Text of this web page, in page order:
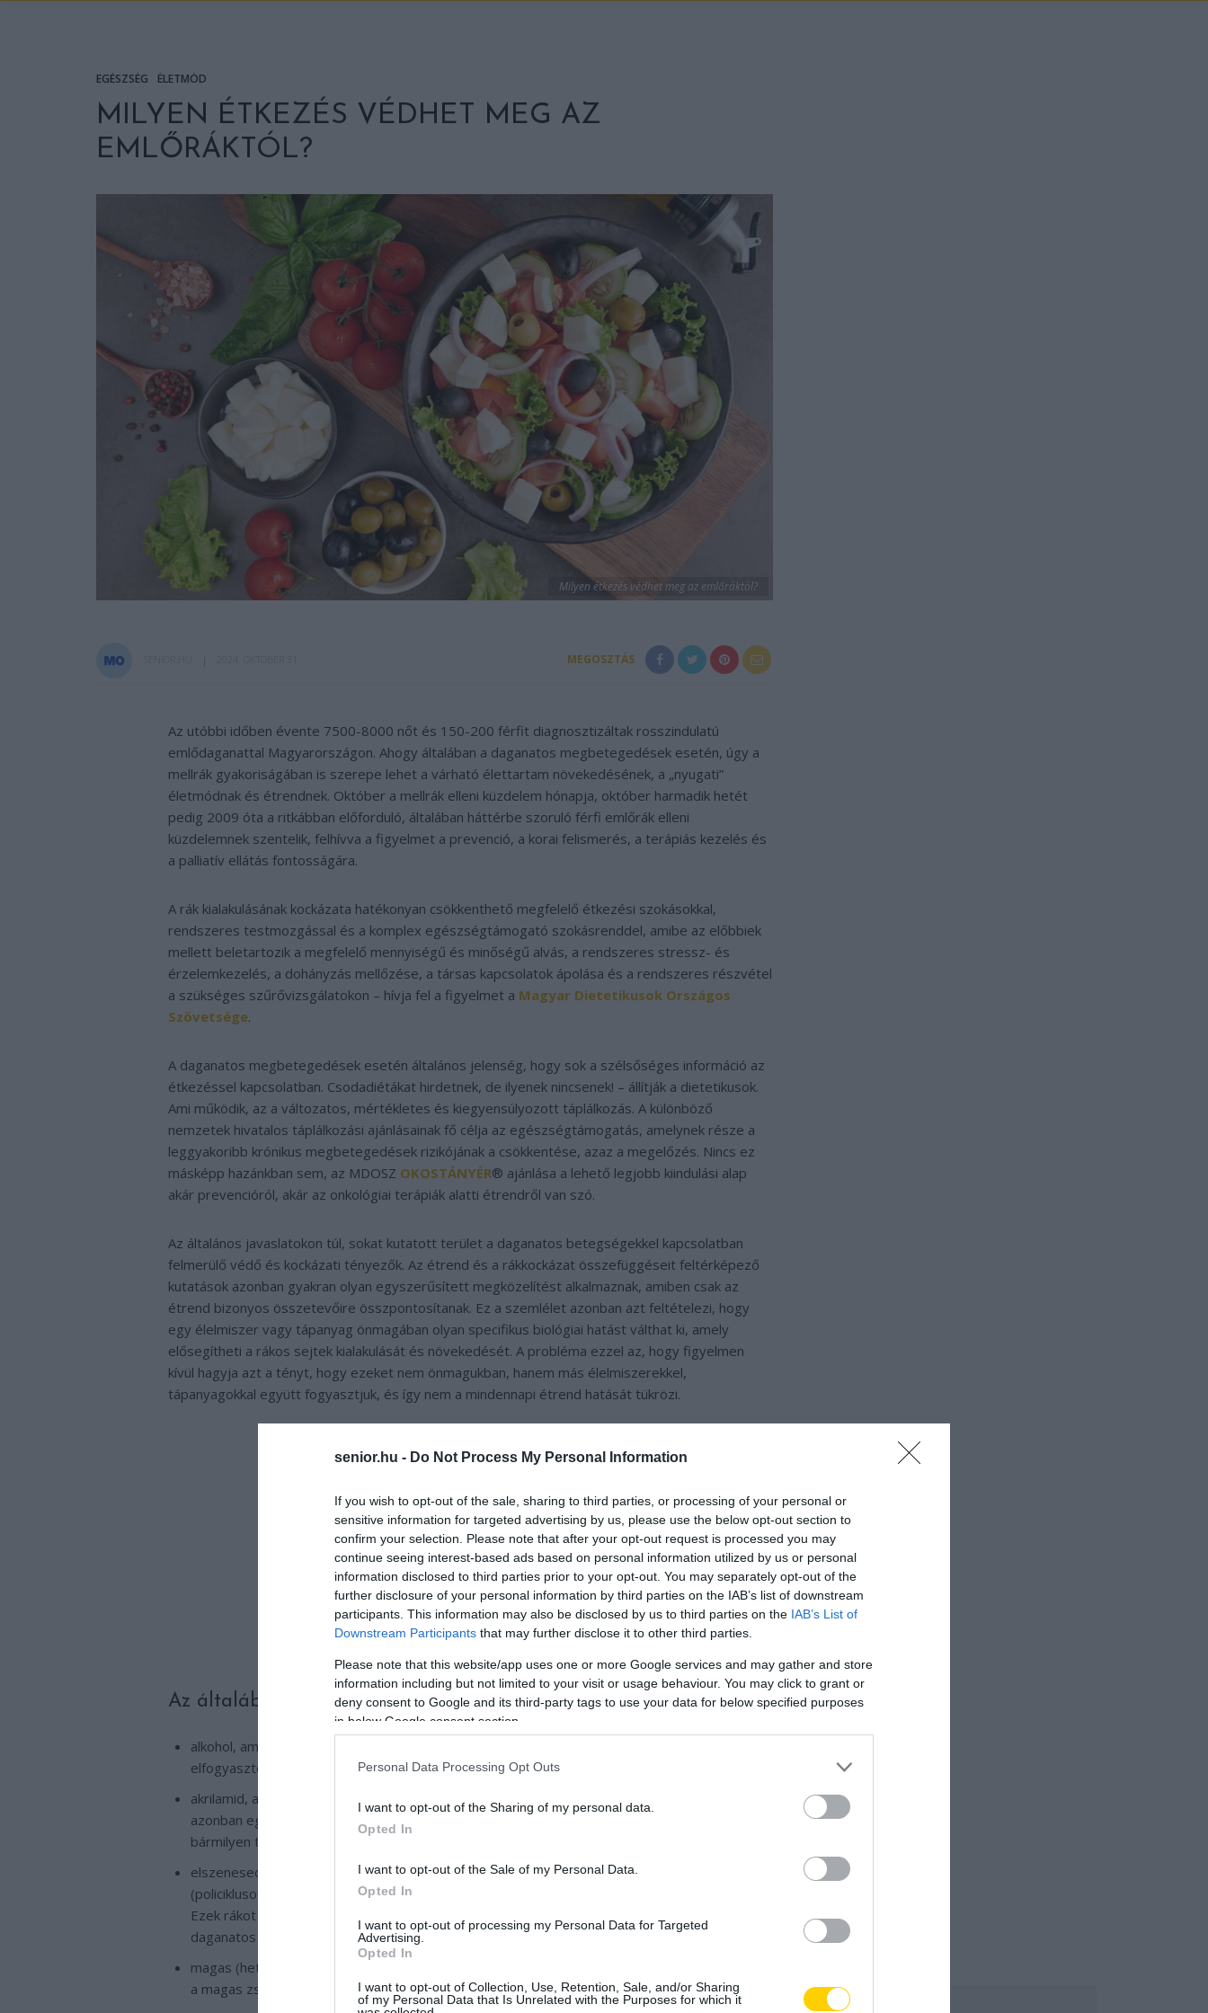
senior.hu - Do Not Process My Personal Information
If you wish to opt-out of the sale, sharing to third parties, or processing of your personal or
sensitive information for targeted advertising by us, please use the below opt-out section to
confirm your selection. Please note that after your opt-out request is processed you may
continue seeing interest-based ads based on personal information utilized by us or personal
information disclosed to third parties prior to your opt-out. You may separately opt-out of the
further disclosure of your personal information by third parties on the IAB’s list of downstream
participants. This information may also be disclosed by us to third parties on the IAB’s List of
Downstream Participants that may further disclose it to other third parties.
Please note that this website/app uses one or more Google services and may gather and store
information including but not limited to your visit or usage behaviour. You may click to grant or
deny consent to Google and its third-party tags to use your data for below specified purposes
in below Google consent section.
Personal Data Processing Opt Outs
I want to opt-out of the Sharing of my personal data.
Opted In
I want to opt-out of the Sale of my Personal Data.
Opted In
I want to opt-out of processing my Personal Data for Targeted
Advertising.
Opted In
I want to opt-out of Collection, Use, Retention, Sale, and/or Sharing
of my Personal Data that Is Unrelated with the Purposes for which it
EGÉSZSÉG ÉLETMÓD
MILYEN ÉTKEZÉS VÉDHET MEG AZ
EMLŐRÁKTÓL?
Milyen étkezés védhet meg az emlőráktól?
MEGOSZTÁS
Az utóbbi időben évente 7500-8000 nőt és 150-200 férfit diagnosztizáltak rosszindulatú
emlődaganattal Magyarországon. Ahogy általában a daganatos megbetegedések esetén, úgy a
mellrák gyakoriságában is szerepe lehet a várható élettartam növekedésének, a „nyugati”
életmódnak és étrendnek. Október a mellrák elleni küzdelem hónapja, október harmadik hetét
pedig 2009 óta a ritkábban előforduló, általában háttérbe szoruló férfi emlőrák elleni
küzdelemnek szentelik, felhívva a figyelmet a prevenció, a korai felismerés, a terápiás kezelés és
a palliatív ellátás fontosságára.
A rák kialakulásának kockázata hatékonyan csökkenthető megfelelő étkezési szokásokkal,
rendszeres testmozgással és a komplex egészségtámogató szokásrenddel, amibe az előbbiek
mellett beletartozik a megfelelő mennyiségű és minőségű alvás, a rendszeres stressz- és
érzelemkezelés, a dohányzás mellőzése, a társas kapcsolatok ápolása és a rendszeres részvétel
a szükséges szűrővizsgálatokon – hívja fel a figyelmet a Magyar Dietetikusok Országos
Szövetsége.
A daganatos megbetegedések esetén általános jelenség, hogy sok a szélsőséges információ az
étkezéssel kapcsolatban. Csodadiétákat hirdetnek, de ilyenek nincsenek! – állítják a dietetikusok.
Ami működik, az a változatos, mértékletes és kiegyensúlyozott táplálkozás. A különböző
nemzetek hivatalos táplálkozási ajánlásainak fő célja az egészségtámogatás, amelynek része a
leggyakoribb krónikus megbetegedések rizikójának a csökkentése, azaz a megelőzés. Nincs ez
másképp hazánkban sem, az MDOSZ OKOSTÁNYÉR® ajánlása a lehető legjobb kiindulási alap
akár prevencióról, akár az onkológiai terápiák alatti étrendről van szó.
Az általános javaslatokon túl, sokat kutatott terület a daganatos betegségekkel kapcsolatban
felmerülő védő és kockázati tényezők. Az étrend és a rákkockázat összefüggéseit feltérképező
kutatások azonban gyakran olyan egyszerűsített megközelítést alkalmaznak, amiben csak az
étrend bizonyos összetevőire összpontosítanak. Ez a szemlélet azonban azt feltételezi, hogy
egy élelmiszer vagy tápanyag önmagában olyan specifikus biológiai hatást válthat ki, amely
elősegítheti a rákos sejtek kialakulását és növekedését. A probléma ezzel az, hogy figyelmen
kívül hagyja azt a tényt, hogy ezeket nem önmagukban, hanem más élelmiszerekkel,
tápanyagokkal együtt fogyasztjuk, és így nem a mindennapi étrend hatását tükrözi.
Az általában vizsgált, lehetséges kockázati tényezők:
alkohol, aminek a fogyasztása növeli a premenopauzális emlőrák kockázatát, a rizikó az
elfogyasztott mennyiséggel nő
akrilamid, ami például a burgonya magas hőmérsékletre hevítésekor keletkezhet. Nincs
azonban egybehangzó bizonyíték arra, hogy az étkezési akrilamid összefüggésben állna
bármilyen típusú rák kockázatával embereknél.
elszenesedett hús, amelyben úgynevezett HCA-k (heterociklikus-aminok) és PAH-ok
(policiklusos aromás szénhidrogének) képződnek a hús magas hőmérsékletű sütése során.
Ezek rákot okozhatnak állatokban, azonban nem világos, hogy ugyanígy emberekben is
daganatos elváltozást válthatnak ki.
magas (heti 350 grammnál több) és rendszeres vöröshúsfogyasztás, ami általában együtt jár
a magas zsiradékbevitellel és az alacsony zöldségbevitellel